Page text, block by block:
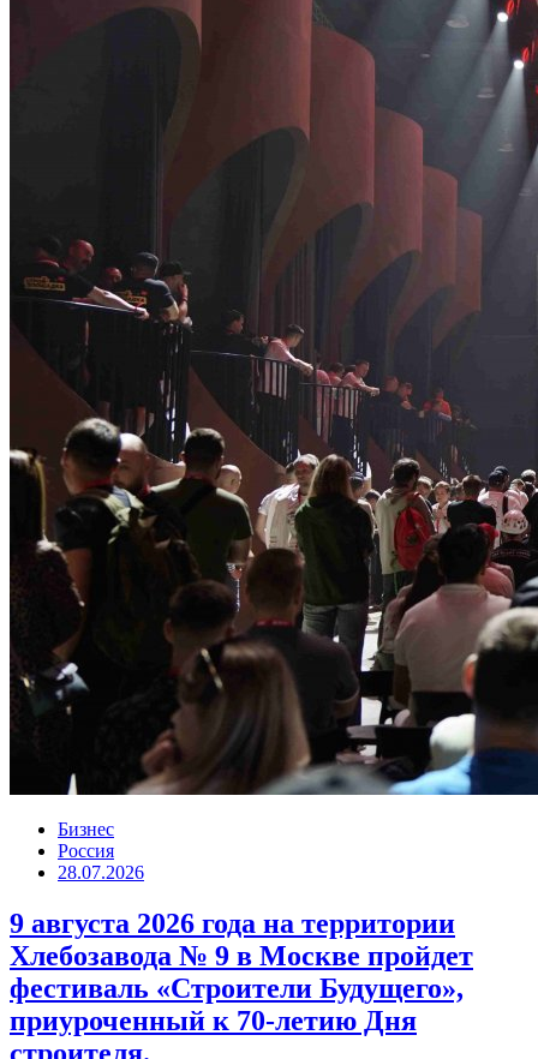
Бизнес
Россия
28.07.2026
9 августа 2026 года на территории
Хлебозавода № 9 в Москве пройдет
фестиваль «Строители Будущего»,
приуроченный к 70-летию Дня